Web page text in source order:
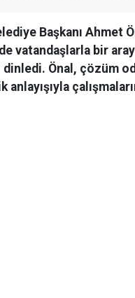
Başkanı Ahmet
vatandaşlarla bir
Önal, çözüm
anlayışıyla